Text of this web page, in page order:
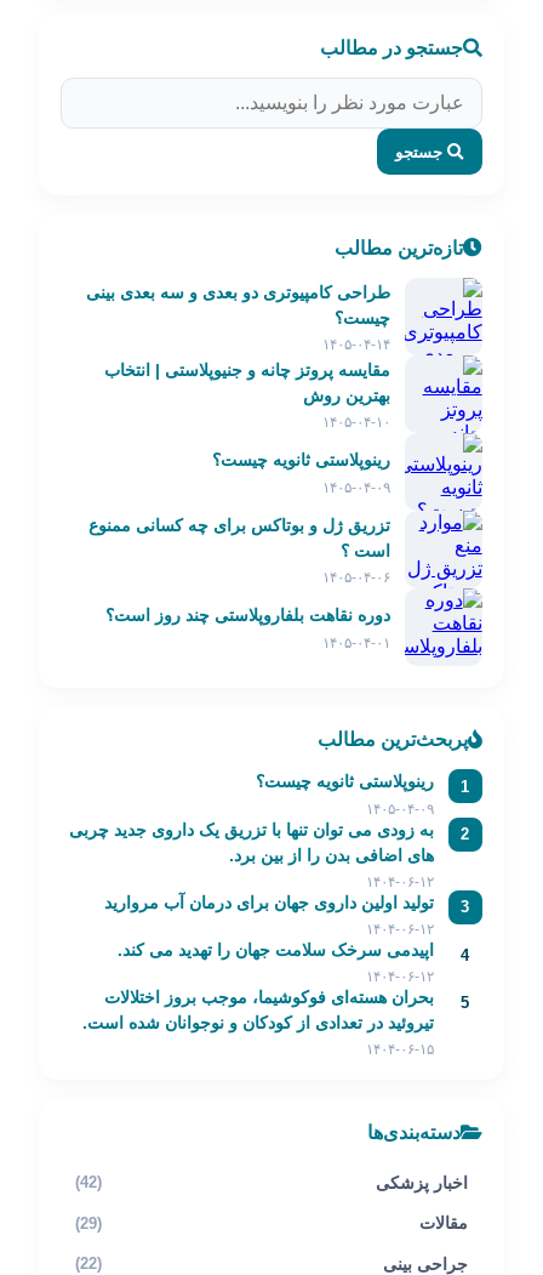
جستجو در مطالب
جستجو
تازه‌ترین مطالب
طراحی کامپیوتری دو بعدی و سه بعدی بینی
چیست؟
۱۴۰۵-۰۴-۱۴
مقایسه پروتز چانه و جنیوپلاستی | انتخاب
بهترین روش
۱۴۰۵-۰۴-۱۰
رینوپلاستی ثانویه چیست؟
۱۴۰۵-۰۴-۰۹
تزریق ژل و بوتاکس برای چه کسانی ممنوع
است ؟
۱۴۰۵-۰۴-۰۶
دوره نقاهت بلفاروپلاستی چند روز است؟
۱۴۰۵-۰۴-۰۱
پربحث‌ترین مطالب
1 رینوپلاستی ثانویه چیست؟
۱۴۰۵-۰۴-۰۹
2
به زودی می توان تنها با تزریق یک داروی جدید چربی
های اضافی بدن را از بین برد.
۱۴۰۴-۰۶-۱۲
3 تولید اولین داروی جهان برای درمان آب مروارید
۱۴۰۴-۰۶-۱۲
4 اپیدمی سرخک سلامت جهان را تهدید می کند.
۱۴۰۴-۰۶-۱۲
5
بحران هسته‌ای فوکوشیما، موجب بروز اختلالات
تیروئید در تعدادی از کودکان و نوجوانان شده است.
۱۴۰۴-۰۶-۱۵
دسته‌بندی‌ها
اخبار پزشکی (42)
مقالات (29)
جراحی بینی (22)